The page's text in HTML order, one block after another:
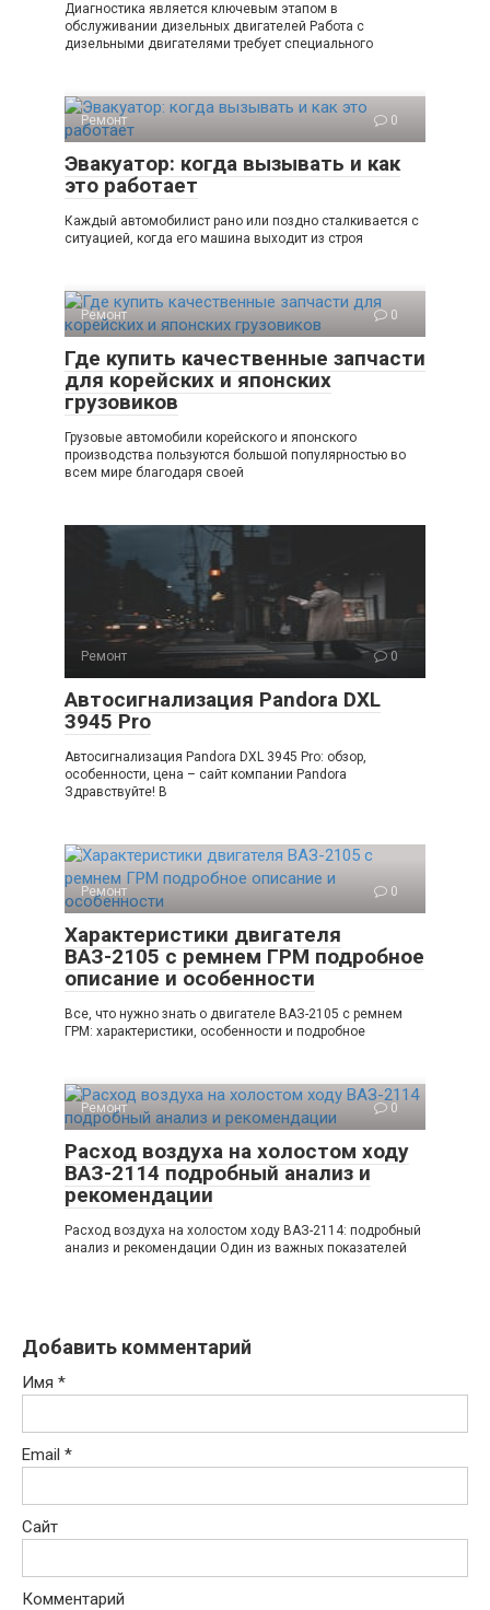
Диагностика является ключевым этапом в
обслуживании дизельных двигателей Работа с
дизельными двигателями требует специального
Ремонт 0
Эвакуатор: когда вызывать и как
это работает
Каждый автомобилист рано или поздно сталкивается с
ситуацией, когда его машина выходит из строя
Ремонт 0
Где купить качественные запчасти
для корейских и японских
грузовиков
Грузовые автомобили корейского и японского
производства пользуются большой популярностью во
всем мире благодаря своей
Ремонт 0
Автосигнализация Pandora DXL
3945 Pro
Автосигнализация Pandora DXL 3945 Pro: обзор,
особенности, цена – сайт компании Pandora
Здравствуйте! В
Ремонт 0
Характеристики двигателя
ВАЗ-2105 с ремнем ГРМ подробное
описание и особенности
Все, что нужно знать о двигателе ВАЗ-2105 с ремнем
ГРМ: характеристики, особенности и подробное
Ремонт 0
Расход воздуха на холостом ходу
ВАЗ-2114 подробный анализ и
рекомендации
Расход воздуха на холостом ходу ВАЗ-2114: подробный
анализ и рекомендации Один из важных показателей
Добавить комментарий
Имя *
Email *
Сайт
Комментарий